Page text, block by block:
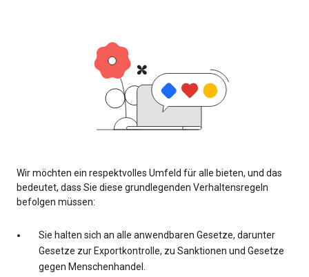
Wir möchten ein respektvolles Umfeld für alle bieten, und das
bedeutet, dass Sie diese grundlegenden Verhaltensregeln
befolgen müssen:
Sie halten sich an alle anwendbaren Gesetze, darunter
Gesetze zur Exportkontrolle, zu Sanktionen und Gesetze
gegen Menschenhandel.